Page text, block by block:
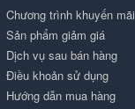
Chương trình khuyến mãi
Sản phẩm giảm giá
Dịch vụ sau bán hàng
Điều khoản sử dụng
Hướng dẫn mua hàng